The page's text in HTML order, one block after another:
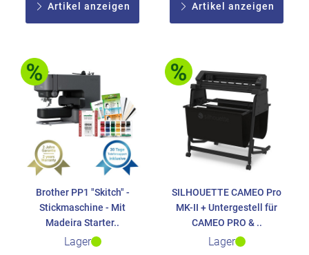
Artikel anzeigen Artikel anzeigen
Brother PP1 "Skitch" -
Stickmaschine - Mit
Madeira Starter..
Lager
SILHOUETTE CAMEO Pro
MK-II + Untergestell für
CAMEO PRO & ..
Lager